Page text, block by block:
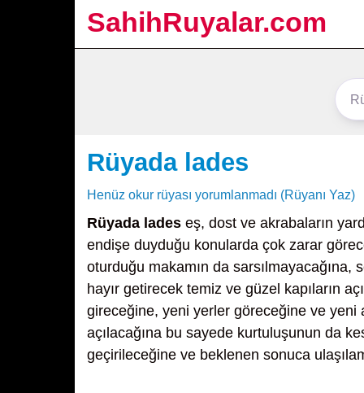
SahihRuyalar.com
Rüyada lades
Henüz okur rüyası yorumlanmadı (Rüyanı Yaz)
Rüyada lades eş, dost ve akrabaların
endişe duyduğu konularda çok zarar
oturduğu makamın da sarsılmayacağına,
hayır getirecek temiz ve güzel kapıların
gireceğine, yeni yerler göreceğine ve yeni
açılacağına bu sayede kurtuluşunun da
geçirileceğine ve beklenen sonuca